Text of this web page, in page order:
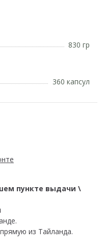
830 гр
360 капсул
пункте выдачи \
из Тайланда.